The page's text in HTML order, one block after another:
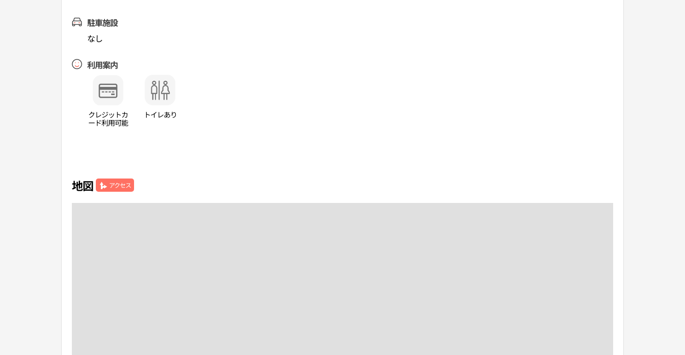
駐車施設
なし
利用案内
クレジットカ
ード利用可能
トイレあり
地図 アクセス